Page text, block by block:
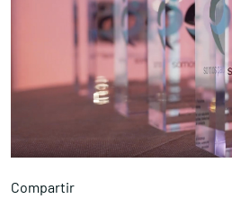
Compartir